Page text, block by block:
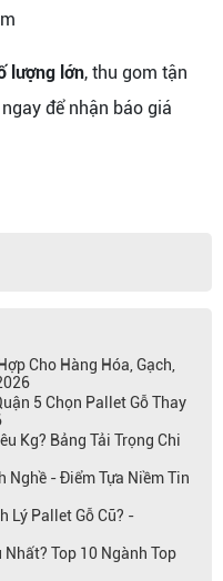
lượng lớn, thu gom tận
để nhận báo giá
Cho Hàng Hóa, Gạch,
5 Chọn Pallet Gỗ Thay
Kg? Bảng Tải Trọng Chi
Nghề - Điểm Tựa Niềm Tin
Lý Pallet Gỗ Cũ? -
Top 10 Ngành Top